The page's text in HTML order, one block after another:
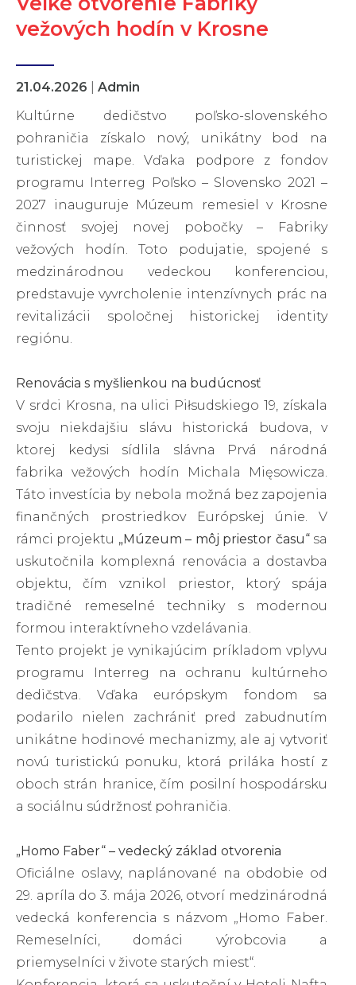
vežových hodín v Krosne
21.04.2026
Admin
Kultúrne dedičstvo poľsko-slovenského
pohraničia získalo nový, unikátny bod na
turistickej mape. Vďaka podpore z fondov
programu Interreg Poľsko – Slovensko 2021 –
2027 inauguruje Múzeum remesiel v Krosne
činnosť svojej novej pobočky – Fabriky
vežových hodín. Toto podujatie, spojené s
medzinárodnou vedeckou konferenciou,
predstavuje vyvrcholenie intenzívnych prác na
revitalizácii spoločnej historickej identity
regiónu.
Renovácia s myšlienkou na budúcnosť
V srdci Krosna, na ulici Piłsudskiego 19, získala
svoju niekdajšiu slávu historická budova, v
ktorej kedysi sídlila slávna Prvá národná
fabrika vežových hodín Michala Mięsowicza.
Táto investícia by nebola možná bez zapojenia
finančných prostriedkov Európskej únie. V
rámci projektu „Múzeum – môj priestor času“sa
uskutočnila komplexná renovácia a dostavba
objektu, čím vznikol priestor, ktorý spája
tradičné remeselné techniky s modernou
formou interaktívneho vzdelávania.
Tento projekt je vynikajúcim príkladom vplyvu
programu Interreg na ochranu kultúrneho
dedičstva. Vďaka európskym fondom sa
podarilo nielen zachrániť pred zabudnutím
unikátne hodinové mechanizmy, ale aj vytvoriť
novú turistickú ponuku, ktorá priláka hostí z
oboch strán hranice, čím posilní hospodársku
a sociálnu súdržnosť pohraničia.
„Homo Faber“ – vedecký základ otvorenia
Oficiálne oslavy, naplánované na obdobie od
29. apríla do 3. mája 2026, otvorí medzinárodná
vedecká konferencia s názvom „Homo Faber.
Remeselníci, domáci výrobcovia a
priemyselníci v živote starých miest“.